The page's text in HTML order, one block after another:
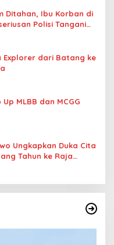
Ditahan, Ibu Korban di
Polisi Tangani
Hamil
Explorer dari Batang ke
MLBB dan MCGG
Ungkapkan Duka Cita
Tahun ke Raja